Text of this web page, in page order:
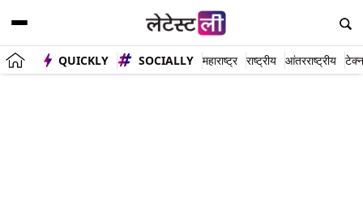
QUICKLY SOCIALLY महाराष्ट्र राष्ट्रीय आंतरराष्ट्रीय